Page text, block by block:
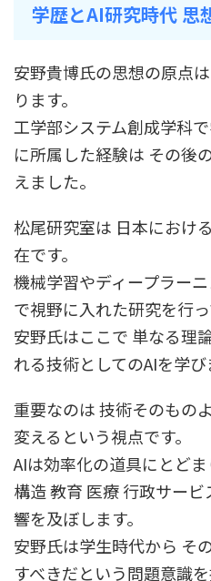
学歴とAI研究時代 思
安野貴博氏の思想の原点
ります。
工学部システム創成学科
に所属した経験は その後
えました。
松尾研究室は 日本におけ
在です。
機械学習やディープラー
で視野に入れた研究を行っ
安野氏はここで 単なる理
れる技術としてのAIを学び
重要なのは 技術そのもの
変えるという視点です。
AIは効率化の道具にとど
構造 教育 医療 行政サー
響を及ぼします。
安野氏は学生時代から そ
すべきだという問題意識を